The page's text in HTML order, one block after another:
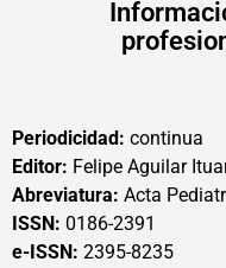
Periodicidad: continua
Editor: Felipe Aguilar
Abreviatura: Acta
ISSN: 0186-2391
e-ISSN: 2395-8235